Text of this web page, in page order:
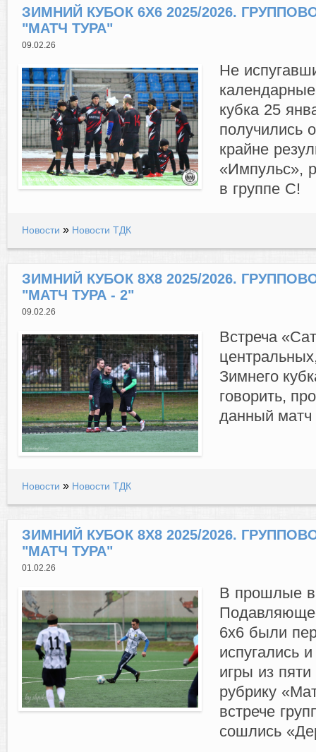
ЗИМНИЙ КУБОК 6Х6 2025/2026.
"МАТЧ ТУРА"
09.02.26
Не
кубка 25
получились
крайне
«Импульс»,
в группе C!
Новости » Новости ТДК
ЗИМНИЙ КУБОК 8Х8 2025/2026.
"МАТЧ ТУРА - 2"
09.02.26
Встреча
Зимнего
говорить,
данный матч
Новости » Новости ТДК
ЗИМНИЙ КУБОК 8Х8 2025/2026.
"МАТЧ ТУРА"
01.02.26
В прошлые
6х6 были
испугались
игры из
рубрику
встрече
сошлись